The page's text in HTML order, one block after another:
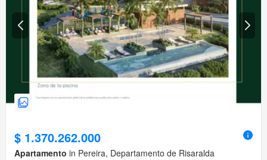
$ 1.370.262.000
Apartamento in Pereira, Departamento de Risaralda